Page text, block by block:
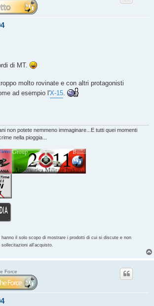
di MT.
molto rovinate e con altri protagonisti
ad esempio l'X-15.
non potete nemmeno immaginare...E tutti quei momenti
nella pioggia...
hanno il solo scopo di mostrare i prodotti di cui si discute e non
all'acquisto.
Force